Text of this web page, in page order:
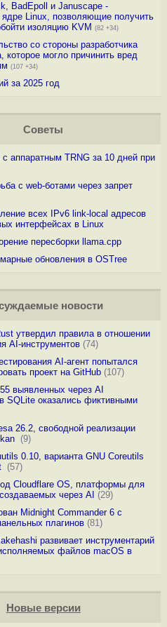
BadEpoll и Januscape -
ядре Linux, позволяющие получить
изоляцию KVM
(82 +34)
со стороны разработчика
которое могло причинить вред
(107 +34)
за 2025 год
Советы
с аппаратным TRNG за 10 дней при
с web-ботами через запрет
всех IPv6 link-local адресов
интерфейсах в Linux
пересборки llama.cpp
обновления в OSTree
новости
утвердил правила в отношении
AI-инструментов(74)
AI-агент попытался
проект на GitHub(107)
выявленных через AI
SQLite оказались фиктивными
26.2, свободной реализации
(9)
0.10, варианта GNU Coreutils
(57)
Cloudflare OS, платформы для
через AI (29)
Midnight Commander 6 c
плагинов(81)
развивает инструментарий
файлов macOS в
Новые версии